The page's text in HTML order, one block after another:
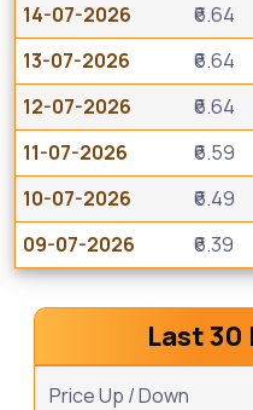
14-07-2026
₹6.64
13-07-2026
₹6.64
12-07-2026
₹6.64
11-07-2026
₹6.59
10-07-2026
₹6.49
09-07-2026
₹6.39
Last 30
Price Up / Down